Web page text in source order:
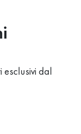
esclusivi dal